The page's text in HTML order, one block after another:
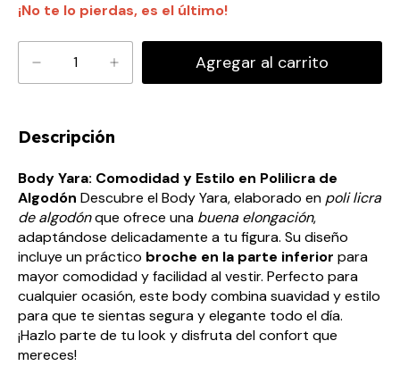
¡No te lo pierdas, es el último!
Descripción
Body Yara: Comodidad y Estilo en Polilicra de
Algodón Descubre el Body Yara, elaborado en poli licra
de algodónque ofrece una buena elongación,
adaptándose delicadamente a tu figura. Su diseño
incluye un práctico broche en la parte inferior para
mayor comodidad y facilidad al vestir. Perfecto para
cualquier ocasión, este body combina suavidad y estilo
para que te sientas segura y elegante todo el día.
¡Hazlo parte de tu look y disfruta del confort que
mereces!